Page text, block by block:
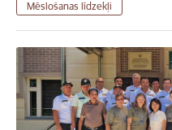
Mēslošanas līdzekļi